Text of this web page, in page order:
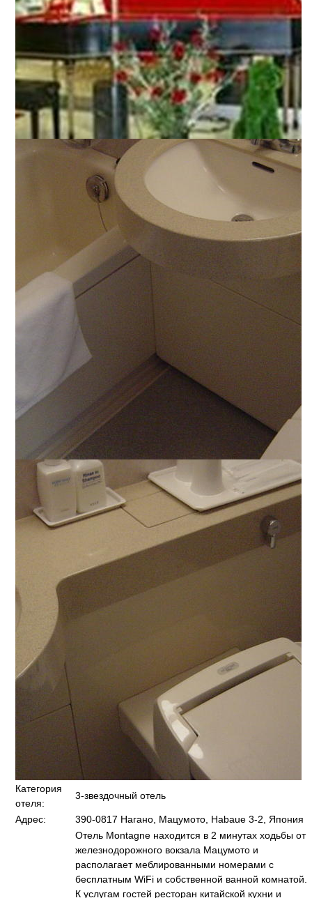
Категория
отеля:
3-звездочный отель
Адрес:
390-0817 Нагано, Мацумото, Habaue 3-2, Япония
Отель Montagne находится в 2 минутах ходьбы от
железнодорожного вокзала Мацумото и
располагает меблированными номерами с
бесплатным WiFi и собственной ванной комнатой.
К услугам гостей ресторан китайской кухни и